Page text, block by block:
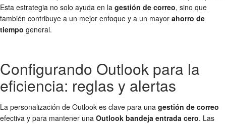
Esta estrategia no solo ayuda en la gestión de correo, sino que
también contribuye a un mejor enfoque y a un mayor ahorro de
tiempo general.
Configurando Outlook para la
eficiencia: reglas y alertas
La personalización de Outlook es clave para una gestión de correo
efectiva y para mantener una Outlook bandeja entrada cero. Las